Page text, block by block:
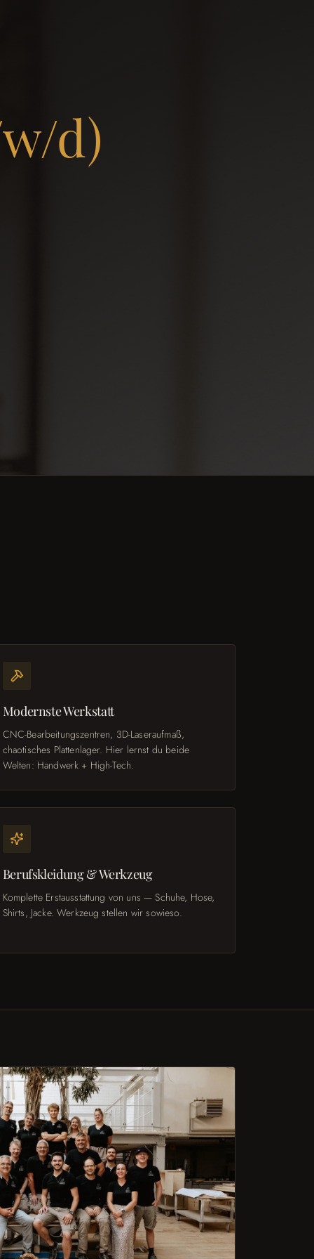
d)
Modernste Werkstatt
CNC-Bearbeitungszentren, 3D-Laseraufmaß,
chaotisches Plattenlager. Hier lernst du beide
Welten: Handwerk + High-Tech.
Berufskleidung & Werkzeug
Komplette Erstausstattung von uns — Schuhe, Hose,
Shirts, Jacke. Werkzeug stellen wir sowieso.